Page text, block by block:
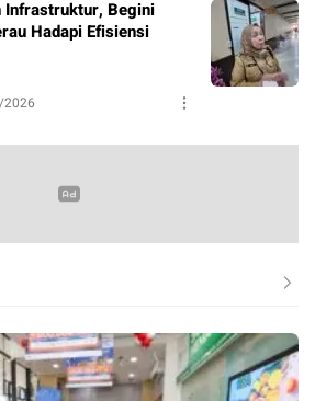
Infrastruktur, Begini
Hadapi Efisiensi